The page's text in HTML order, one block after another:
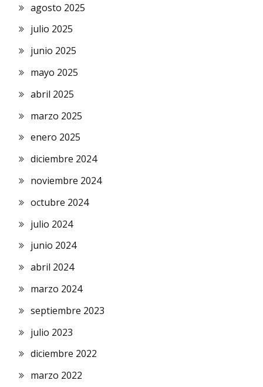
agosto 2025
julio 2025
junio 2025
mayo 2025
abril 2025
marzo 2025
enero 2025
diciembre 2024
noviembre 2024
octubre 2024
julio 2024
junio 2024
abril 2024
marzo 2024
septiembre 2023
julio 2023
diciembre 2022
marzo 2022